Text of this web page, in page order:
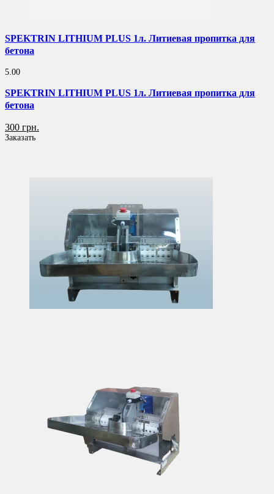
SPEKTRIN LITHIUM PLUS 1л. Литиевая пропитка для
бетона
5.00
SPEKTRIN LITHIUM PLUS 1л. Литиевая пропитка для
бетона
300 грн.
Заказать